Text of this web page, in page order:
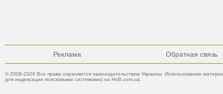
Реклама Обратная связь
© 2008-2026 Все права охраняются законодательством Украины. Использование
для индексации поисковыми системами) на HnB.com.ua.